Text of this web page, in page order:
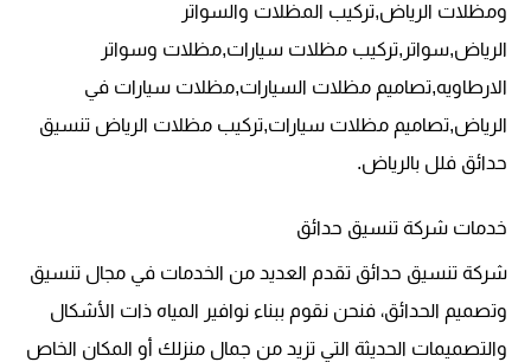
ومظلات الرياض,تركيب المظلات والسواتر
الرياض,سواتر,تركيب مظلات سيارات,مظلات وسواتر
الارطاويه,تصاميم مظلات السيارات,مظلات سيارات في
الرياض,تصاميم مظلات سيارات,تركيب مظلات الرياض تنسيق
حدائق فلل بالرياض.
خدمات شركة تنسيق حدائق
شركة تنسيق حدائق تقدم العديد من الخدمات في مجال تنسيق
وتصميم الحدائق، فنحن نقوم ببناء نوافير المياه ذات الأشكال
والتصميمات الحديثة التي تزيد من جمال منزلك أو المكان الخاص